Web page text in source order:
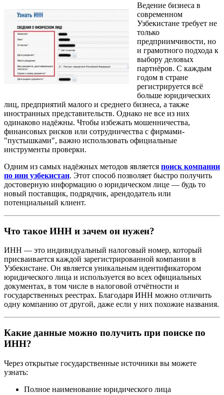
Ведение бизнеса в
современном
Узбекистане требует не
только
предприимчивости, но
и грамотного подхода к
выбору деловых
партнёров. С каждым
годом в стране
регистрируется всё
больше юридических
лиц, предприятий малого и среднего бизнеса, а также
иностранных представительств. Однако не все из них
одинаково надёжны. Чтобы избежать мошенничества,
финансовых рисков или сотрудничества с фирмами-
"пустышками", важно использовать официальные
инструменты проверки.
Одним из самых надёжных методов является поиск компании
по инн узбекистан. Этот способ позволяет быстро получить
достоверную информацию о юридическом лице — будь то
новый поставщик, подрядчик, арендодатель или
потенциальный клиент.
Что такое ИНН и зачем он нужен?
ИНН — это индивидуальный налоговый номер, который
присваивается каждой зарегистрированной компании в
Узбекистане. Он является уникальным идентификатором
юридического лица и используется во всех официальных
документах, в том числе в налоговой отчётности и
государственных реестрах. Благодаря ИНН можно отличить
одну компанию от другой, даже если у них похожие названия.
Какие данные можно получить при поиске по
ИНН?
Через открытые государственные источники вы можете
узнать:
Полное наименование юридического лица